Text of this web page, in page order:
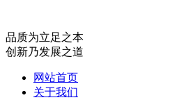
品质为立足之本
创新乃发展之道
网站首页
关于我们